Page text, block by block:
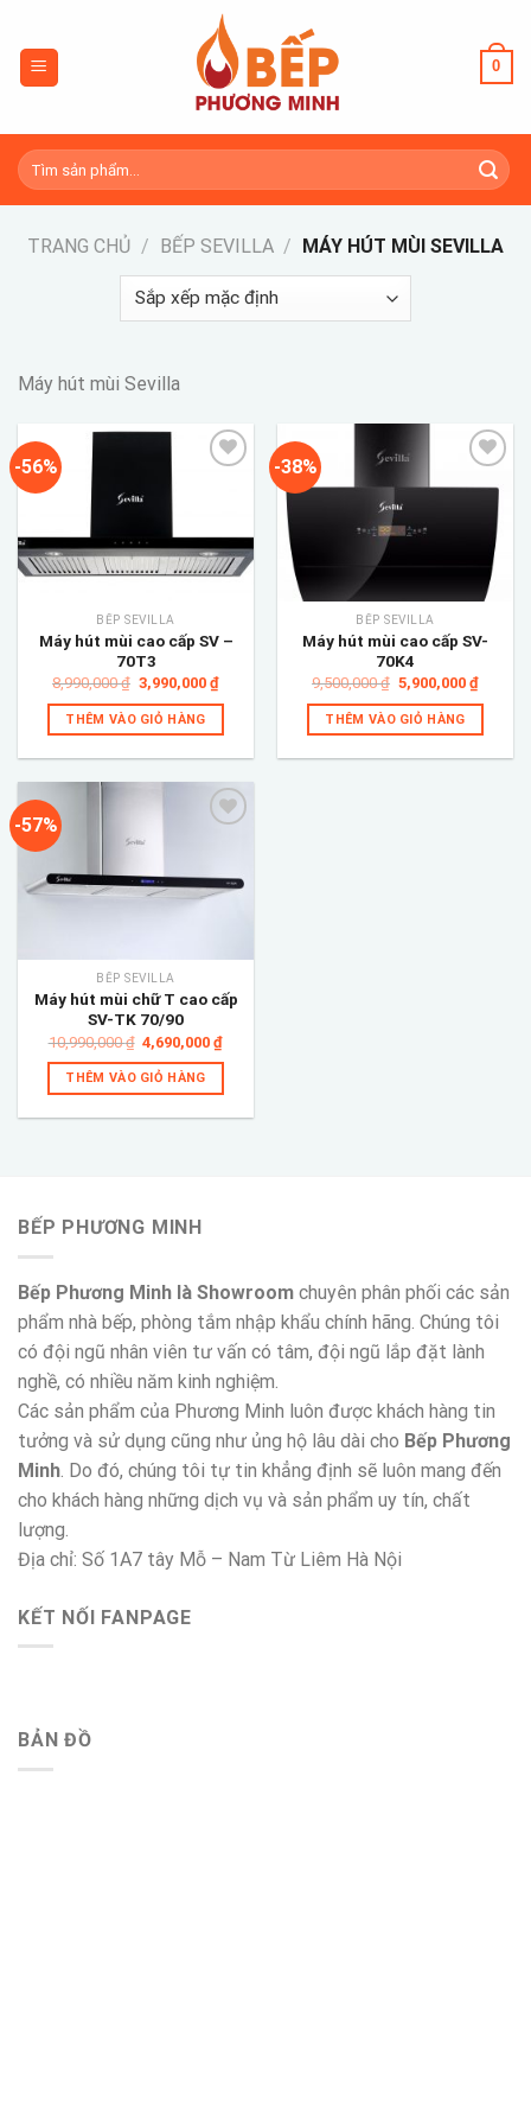
content
0
Tìm
kiếm:
TRANG CHỦ / BẾP SEVILLA / MÁY HÚT MÙI SEVILLA
Máy hút mùi Sevilla
-56%
wishlist
BẾP SEVILLA
Máy hút mùi cao cấp SV –
70T3
8,990,000₫ Giá
gốc
là:
8,990,000 ₫.
3,990,000 ₫Giá
hiện
tại
THÊM VÀO GIỎ HÀNG
-38%
Add to
wishlist
BẾP SEVILLA
Máy hút mùi cao cấp SV-
70K4
9,500,000₫ Giá
gốc
là:
9,500,000 ₫.
5,900,000 ₫Giá
hiện
tại
THÊM VÀO GIỎ HÀNG
-57%
Add to
wishlist
BẾP SEVILLA
Máy hút mùi chữ T cao cấp
SV-TK 70/90
10,990,000₫ Giá
gốc
là:
10,990,000 ₫.
4,690,000₫Giá
4,690,000 ₫.
THÊM VÀO GIỎ HÀNG
BẾP PHƯƠNG MINH
Bếp Phương Minh là Showroom chuyên phân phối các sản
phẩm nhà bếp, phòng tắm nhập khẩu chính hãng. Chúng tôi
có đội ngũ nhân viên tư vấn có tâm, đội ngũ lắp đặt lành
nghề, có nhiều năm kinh nghiệm.
Các sản phẩm của Phương Minh luôn được khách hàng tin
tưởng và sử dụng cũng như ủng hộ lâu dài cho Bếp Phương
Minh . Do đó, chúng tôi tự tin khẳng định sẽ luôn mang đến
cho khách hàng những dịch vụ và sản phẩm uy tín, chất
lượng.
Địa chỉ: Số 1A7 tây Mỗ – Nam Từ Liêm Hà Nội
KẾT NỐI FANPAGE
BẢN ĐỒ